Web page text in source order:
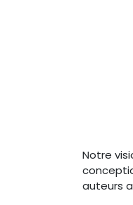
Notre
auteurs